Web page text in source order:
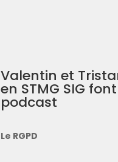
Valentin et
en STMG SIG
podcast
Le RGPD